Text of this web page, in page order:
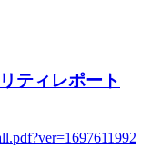
ティレポート